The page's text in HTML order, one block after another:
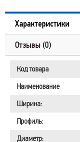
Характеристики
Отзывы (0)
Код товара
Наименование
Ширина:
Профиль:
Диаметр: